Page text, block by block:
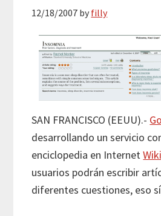
12/18/2007 by filly
SAN FRANCISCO (EEUU).-
desarrollando un servicio
enciclopedia en Internet
usuarios podrán escribir
diferentes cuestiones, eso